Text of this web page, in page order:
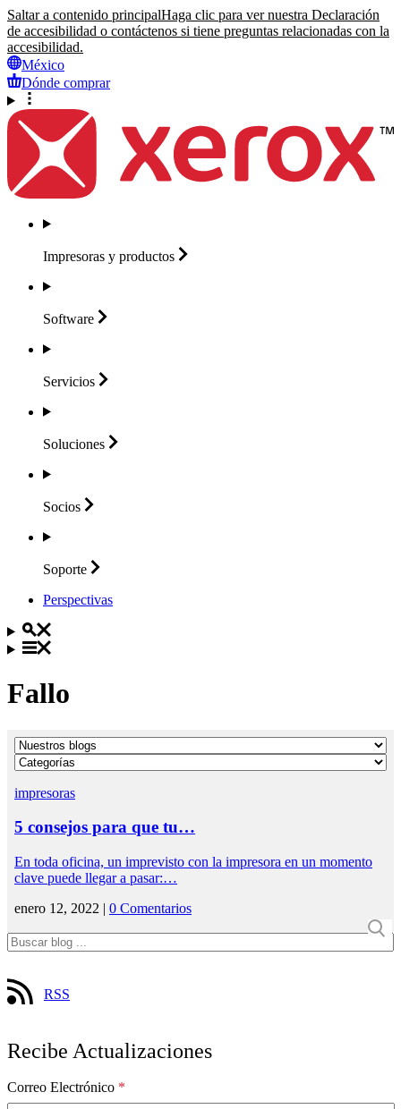
Saltar a contenido principalHaga clic para ver nuestra Declaración
de accesibilidad o contáctenos si tiene preguntas relacionadas con la
accesibilidad.
México
Dónde comprar
Impresoras y productos
Software
Servicios
Soluciones
Socios
Soporte
Perspectivas
Fallo
impresoras
5 consejos para que tu…
En toda oficina, un imprevisto con la impresora en un momento
clave puede llegar a pasar:…
enero 12, 2022 | 0 Comentarios
RSS
Recibe Actualizaciones
Correo Electrónico *